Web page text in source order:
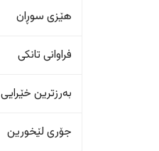
هێزی سوڕان
فراوانی تانکی
بەرزترین خێرایی
جۆری لێخورین